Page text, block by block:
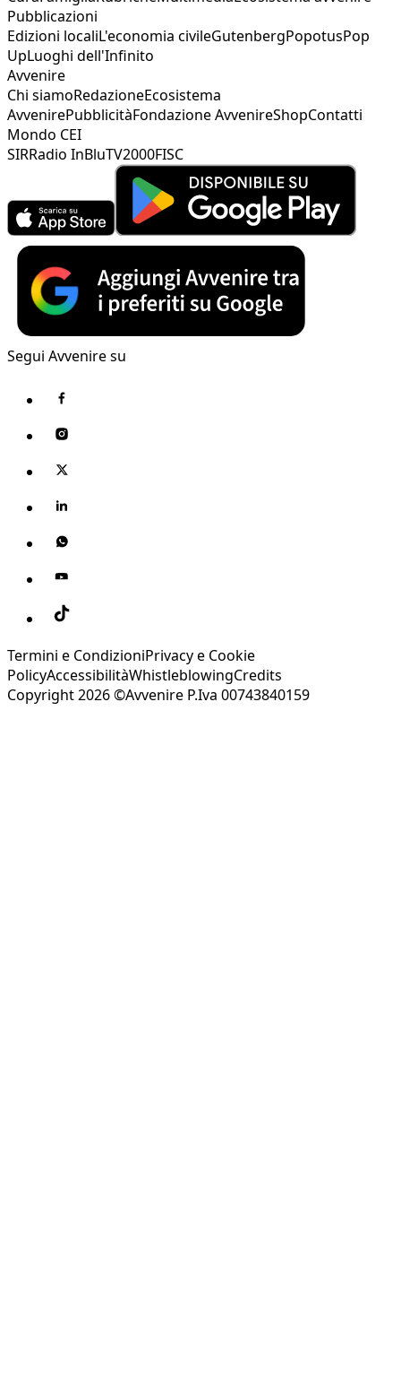
Pubblicazioni
Edizioni localiL'economia civileGutenbergPopotusPop
UpLuoghi dell'Infinito
Avvenire
Chi siamoRedazioneEcosistema
AvvenirePubblicitàFondazione AvvenireShopContatti
Mondo CEI
SIRRadio InBluTV2000FISC
Segui Avvenire su
Termini e CondizioniPrivacy e Cookie
PolicyAccessibilitàWhistleblowingCredits
Copyright 2026 ©Avvenire P.Iva 00743840159